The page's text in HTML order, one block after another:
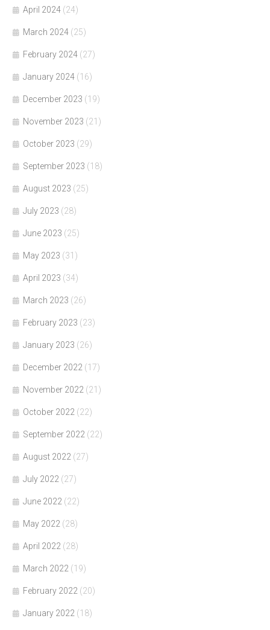
April 2024 (24)
March 2024 (25)
February 2024 (27)
January 2024 (16)
December 2023 (19)
November 2023 (21)
October 2023 (29)
September 2023 (18)
August 2023 (25)
July 2023 (28)
June 2023 (25)
May 2023 (31)
April 2023 (34)
March 2023 (26)
February 2023 (23)
January 2023 (26)
December 2022 (17)
November 2022 (21)
October 2022 (22)
September 2022 (22)
August 2022 (27)
July 2022 (27)
June 2022 (22)
May 2022 (28)
April 2022 (28)
March 2022 (19)
February 2022 (20)
January 2022 (18)